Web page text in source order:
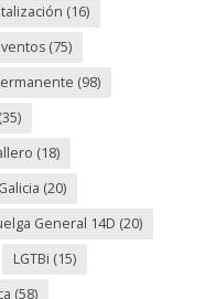
(16)
(75)
(98)
(35)
(18)
Galicia (20)
General 14D (20)
LGTBi (15)
(58)